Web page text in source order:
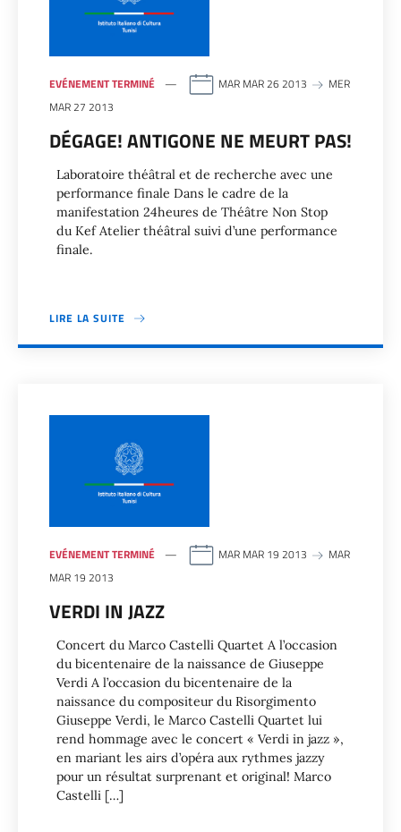
EVÉNEMENT TERMINÉ MAR MAR 26 2013
MER
MAR 27 2013
DÉGAGE! ANTIGONE NE MEURT PAS!
Laboratoire théâtral et de recherche avec une
performance finale Dans le cadre de la
manifestation 24heures de Théâtre Non Stop
du Kef Atelier théâtral suivi d’une performance
finale.
LIRE LA SUITE
EVÉNEMENT TERMINÉ MAR MAR 19 2013
MAR
MAR 19 2013
VERDI IN JAZZ
Concert du Marco Castelli Quartet A l’occasion
du bicentenaire de la naissance de Giuseppe
Verdi A l’occasion du bicentenaire de la
naissance du compositeur du Risorgimento
Giuseppe Verdi, le Marco Castelli Quartet lui
rend hommage avec le concert « Verdi in jazz »,
en mariant les airs d’opéra aux rythmes jazzy
pour un résultat surprenant et original! Marco
Castelli […]